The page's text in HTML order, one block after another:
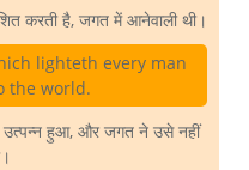
करती है, जगत में आनेवाली थी।
lighteth every man
the world.
उत्पन्न हुआ, और जगत ने उसे नहीं